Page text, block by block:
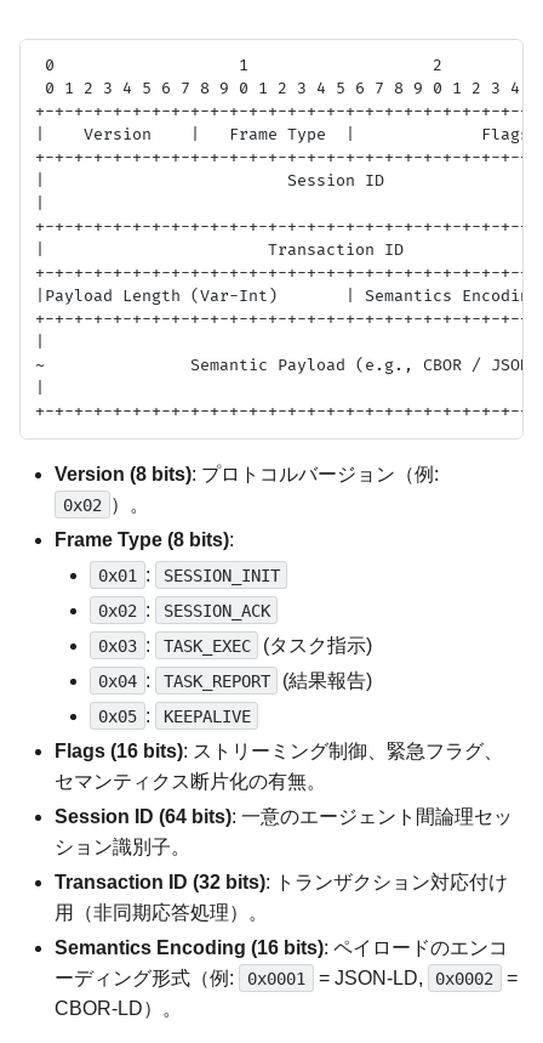
0                   1                   2
0 1 2 3 4 5 6 7 8 9 0 1 2 3 4 5 6 7 8 9 0 1 2 3 4
+-+-+-+-+-+-+-+-+-+-+-+-+-+-+-+-+-+-+-+-+-+-+-+-+-
|    Version    |   Frame Type  |
+-+-+-+-+-+-+-+-+-+-+-+-+-+-+-+-+-+-+-+-+-+-+-+-+-
|                         Session ID
+-+-+-+-+-+-+-+-+-+-+-+-+-+-+-+-+-+-+-+-+-+-+-+-+-
|                       Transaction ID
+-+-+-+-+-+-+-+-+-+-+-+-+-+-+-+-+-+-+-+-+-+-+-+-+-
|Payload Length (Var-Int)       | Semantics
+-+-+-+-+-+-+-+-+-+-+-+-+-+-+-+-+-+-+-+-+-+-+-+-+-
~               Semantic Payload (e.g., CBOR /
Version (8 bits): プロトコルバージョン（例:
0x02
）。
Frame Type (8 bits):
0x01 :
SESSION_INIT
0x02 :
SESSION_ACK
0x03 : TASK_EXEC (タスク指示)
0x04 : TASK_REPORT (結果報告)
0x05 : KEEPALIVE
Flags (16 bits): ストリーミング制御、緊急フラグ、
セマンティクス断片化の有無。
Session ID (64 bits): 一意のエージェント間論理セッ
ション識別子。
Transaction ID (32 bits): トランザクション対応付け
用（非同期応答処理）。
Semantics Encoding (16 bits): ペイロードのエンコ
ーディング形式（例:
0x0001 = JSON-LD, 0x0002
=
CBOR-LD）。